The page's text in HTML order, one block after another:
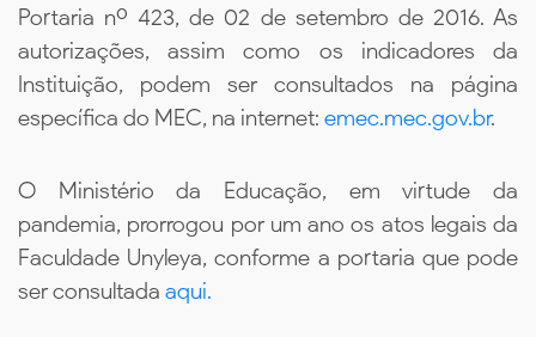
Portaria nº 423, de 02 de setembro de 2016. As
autorizações, assim como os indicadores da
Instituição, podem ser consultados na página
específica do MEC, na internet: emec.mec.gov.br.
O Ministério da Educação, em virtude da
pandemia, prorrogou por um ano os atos legais da
Faculdade Unyleya, conforme a portaria que pode
ser consultada aqui.